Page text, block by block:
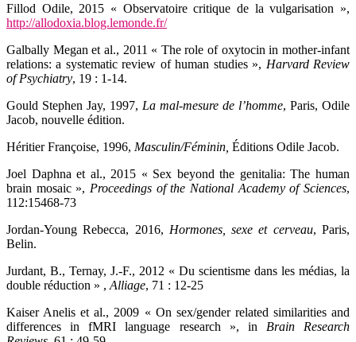
Fillod Odile, 2015 « Observatoire critique de la vulgarisation »,
http://allodoxia.blog.lemonde.fr/
Galbally Megan et al., 2011 « The role of oxytocin in mother-infant
relations: a systematic review of human studies », Harvard Review
of Psychiatry, 19 : 1-14.
Gould Stephen Jay, 1997, La mal-mesure de l’homme, Paris, Odile
Jacob, nouvelle édition.
Héritier Françoise, 1996, Masculin/Féminin Éditions Odile Jacob.
Joel Daphna et al., 2015 « Sex beyond the genitalia: The human
brain mosaic », Proceedings of the National Academy of Sciences,
112:15468-73
Jordan-Young Rebecca, 2016, Hormones, sexe et cerveau, Paris,
Belin.
Jurdant, B., Ternay, J.-F., 2012 « Du scientisme dans les médias, la
double réduction » , Alliage, 71 : 12-25
Kaiser Anelis et al., 2009 « On sex/gender related similarities and
differences in fMRI language research », in Brain Research